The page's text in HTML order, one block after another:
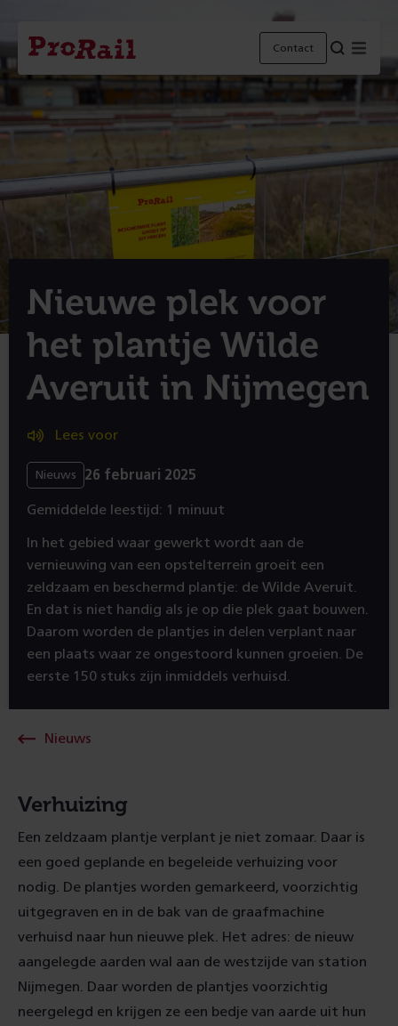
Navigatie
Homepage
ProRail
Contact
Nieuwe plek voor
het plantje Wilde
Averuit in Nijmegen
Lees voor
Nieuws 26 februari 2025
Gemiddelde leestijd: 1 minuut
In het gebied waar gewerkt wordt aan de
vernieuwing van een opstelterrein groeit een
zeldzaam en beschermd plantje: de Wilde Averuit.
En dat is niet handig als je op die plek gaat bouwen.
Daarom worden de plantjes in delen verplant naar
een plaats waar ze ongestoord kunnen groeien. De
eerste 150 stuks zijn inmiddels verhuisd.
Nieuws
Verhuizing
Een zeldzaam plantje verplant je niet zomaar. Daar is
een goed geplande en begeleide verhuizing voor
nodig. De plantjes worden gemarkeerd, voorzichtig
uitgegraven en in de bak van de graafmachine
verhuisd naar hun nieuwe plek. Het adres: de nieuw
aangelegde aarden wal aan de westzijde van station
Nijmegen. Daar worden de plantjes voorzichtig
neergelegd en krijgen ze een bedje van aarde uit hun